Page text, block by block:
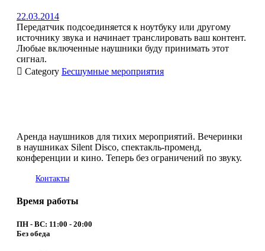
22.03.2014
Передатчик подсоединяется к ноутбуку или другому
источнику звука и начинает транслировать ваш контент.
Любые включенные наушники буду принимать этот
сигнал.
 Category Бесшумные мероприятия
Аренда наушников для тихих мероприятий. Вечеринки
в наушниках Silent Disco, спектакль-променд,
конференции и кино. Теперь без ограничений по звуку.
Контакты
Время работы
ПН - ВС: 11:00 - 20:00
Без обеда